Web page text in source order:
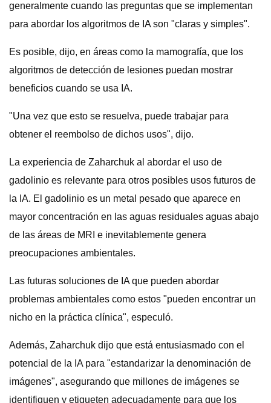
generalmente cuando las preguntas que se implementan
para abordar los algoritmos de IA son "claras y simples".
Es posible, dijo, en áreas como la mamografía, que los
algoritmos de detección de lesiones puedan mostrar
beneficios cuando se usa IA.
"Una vez que esto se resuelva, puede trabajar para
obtener el reembolso de dichos usos", dijo.
La experiencia de Zaharchuk al abordar el uso de
gadolinio es relevante para otros posibles usos futuros de
la IA. El gadolinio es un metal pesado que aparece en
mayor concentración en las aguas residuales aguas abajo
de las áreas de MRI e inevitablemente genera
preocupaciones ambientales.
Las futuras soluciones de IA que pueden abordar
problemas ambientales como estos "pueden encontrar un
nicho en la práctica clínica", especuló.
Además, Zaharchuk dijo que está entusiasmado con el
potencial de la IA para "estandarizar la denominación de
imágenes", asegurando que millones de imágenes se
identifiquen y etiqueten adecuadamente para que los